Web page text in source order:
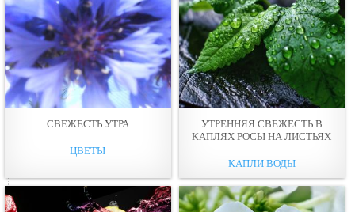
СВЕЖЕСТЬ УТРА
ЦВЕТЫ
УТРЕННЯЯ СВЕЖЕСТЬ В
КАПЛЯХ РОСЫ НА ЛИСТЬЯХ
КАПЛИ ВОДЫ